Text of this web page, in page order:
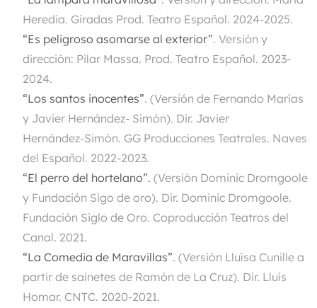
Heredia. Giradas Prod. Teatro Español. 2024-2025.
“Es peligroso asomarse al exterior”. Versión y
dirección: Pilar Massa. Prod. Teatro Español. 2023-
2024.
“Los santos inocentes”. (Versión de Fernando Marías
y Javier Hernández- Simón). Dir. Javier
Hernández-Simón. GG Producciones Teatrales. Naves
del Español. 2022-2023.
“El perro del hortelano”. (Versión Dominic Dromgoole
y Fundación Sigo de oro). Dir. Dominic Dromgoole.
Fundación Siglo de Oro. Coproducción Teatros del
Canal. 2021.
“La Comedia de Maravillas”. (Versión Lluïsa Cunille a
partir de sainetes de Ramón de La Cruz). Dir. Lluís
Homar. CNTC. 2020-2021.